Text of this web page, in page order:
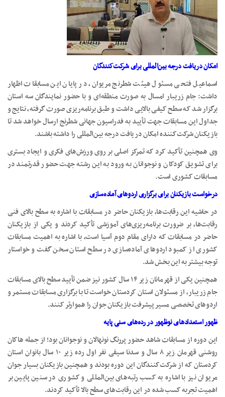
امکان دریافت درجه بین‌المللی برای شرکت‌کنندگان
اسماعیل فتحی مسئول هیئت شطرنج مریوان، در پایان این مسابقات اظهار
داشت: جام زریبار امسال به صورت منطقه‌ای و با حضور نمایندگان سه استان
برگزار شد که سطح کیفی بالایی داشت و طبق برنامه‌ریزی صورت گرفته، نتایج و
جداول این مسابقات جهت تأیید به فدراسیون جهانی شطرنج ارسال خواهد شد تا
بازیکنان شرکت‌کننده امکان دریافت درجه بین‌المللی را داشته باشند.
وی همچنین تأکید کرد که تمرکز اصلی بر روی ورزش‌های فکری و ایجاد بستری
برای تشویق کودکان و نوجوانان به ورود به این رشته جهت حضور قدرتمند در
مسابقات کشوری است.
درخواست بازیکنان برای برگزاری اردوهای آماده‌سازی
در حاشیه این رقابت‌ها، بازیکنان حاضر در مسابقات با اشاره به سطح بالای فنی
رقابت‌ها، بر ضرورت برنامه‌ریزی‌های آموزشی تأکید کردند و یکی از بازیکنان
حاضر در مسابقات که دارای مقام دوم آسیا است، با اشاره به اهمیت مسابقات
کشوری از کمبود اردوهای آماده‌سازی در سطح استان سخن گفت و خواستار
توجه بیشتر به این بخش شد.
همچنین یکی از قهرمانان زیر ۱۴ سال کشور نیز ضمن تأیید سطح بالای مسابقات
جام زریبار، از مسئولان استان کردستان خواست تا با برگزاری مسابقات مستمر و
اردوهای تخصصی مسیر پیشرفت بازیکنان جوان را هموارتر کنند.
ظهور استعدادهای نوظهور در رده‌های سنی پایه
این دوره از مسابقات شاهد حضور پررنگ نونهالان و نوجوانان بود؛ از جمله هاکان
روشنی قهرمان زیر ۸ سال و سدنا سیفی نفر اول رده زیر ۱۰ سال بانوان استان
کردستان که از شرکت‌کنندگان این دوره بودند و همچنین بازیکنان بسیار جوان
مریوان نیز با اشاره به کسب رتبه‌های بین‌المللی و کشوری در سنین پایین بر
اهمیت تجربه کسب شده در این رقابت‌های سطح بالا تأکید کردند.